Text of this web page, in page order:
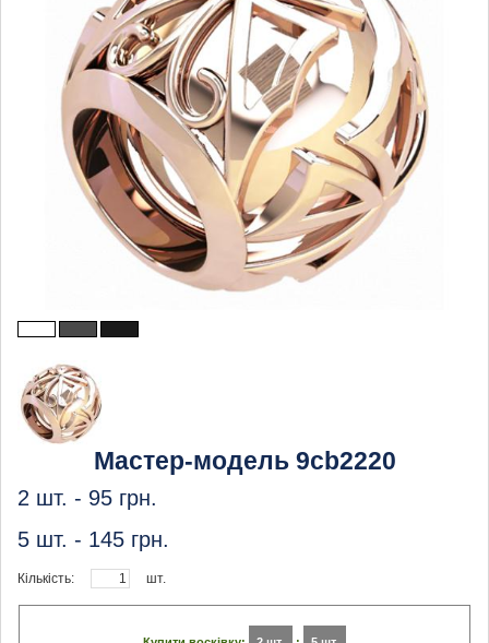
Мастер-модель 9cb2220
2 шт. - 95 грн.
5 шт. - 145 грн.
Кількість: шт.